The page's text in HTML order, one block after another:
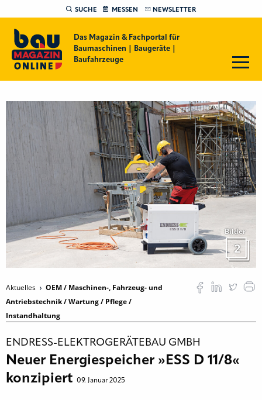
SUCHE MESSEN NEWSLETTER
Das Magazin & Fachportal für
Baumaschinen | Baugeräte |
Baufahrzeuge
Bilder
2
Aktuelles
OEM / Maschinen-, Fahrzeug- und
Antriebstechnik / Wartung / Pflege /
Instandhaltung
ENDRESS-ELEKTROGERÄTEBAU GMBH
Neuer Energiespeicher »ESS D 11/8«
konzipiert 09. Januar 2025